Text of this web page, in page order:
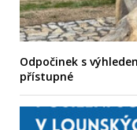
Odpočinek s
přístupné